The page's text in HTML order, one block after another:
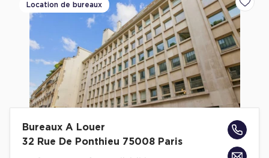
Immeuble de bureaux avec services
Location bureaux Bellecour - Cordeliers (Lyon)
Haussmanniens
Location d'Entrepôts / Activités
Location d'Entrepôts / Activités à Aix-en-Provence
Location de bureaux
Bureaux A Louer
32 Rue De Ponthieu 75008 Paris